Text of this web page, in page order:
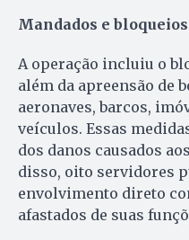
Mandados e
A operação incluiu o
além da apreensão de
aeronaves, barcos,
veículos. Essas
dos danos causados
disso, oito servidores
envolvimento direto
afastados de suas